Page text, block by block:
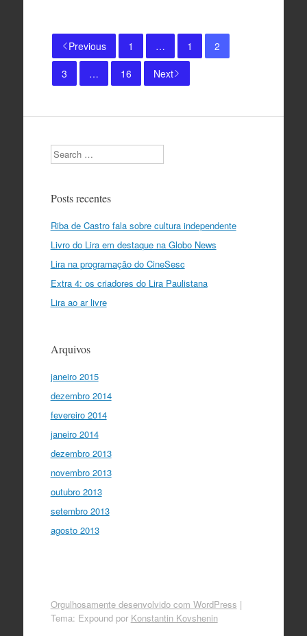
Previous 1 … 1
2
3
… 16 Next
Search
Posts recentes
Riba de Castro fala sobre cultura independente
Livro do Lira em destaque na Globo News
Lira na programação do CineSesc
Extra 4: os criadores do Lira Paulistana
Lira ao ar livre
Arquivos
janeiro 2015
dezembro 2014
fevereiro 2014
janeiro 2014
dezembro 2013
novembro 2013
outubro 2013
setembro 2013
agosto 2013
Orgulhosamente desenvolvido com WordPress |
Tema: Expound por Konstantin Kovshenin